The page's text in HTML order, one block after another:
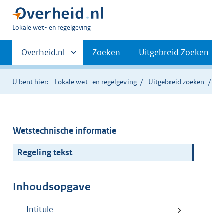
U
hier:
Lokale wet- en regelgeving
Primaire
navigatie
Andere
sites
binnen
Overheid.nl Zoeken Uitgebreid Zoeken
U bent hier: Lokale wet- en regelgeving Uitgebreid zoeken
Wetstechnische informatie
Regeling tekst
Inhoudsopgave
Intitule